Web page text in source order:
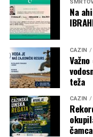
Share
Na
CAZIN
teža
CAZIN
čamca